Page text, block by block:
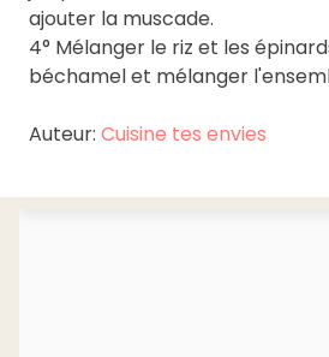
ajouter la muscade.
4° Mélanger le riz et les
béchamel et mélanger
Auteur: Cuisine tes envies